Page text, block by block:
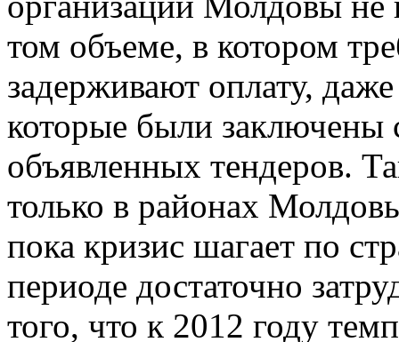
том объеме, в котором
задерживают оплату,
которые были заключены
объявленных тендеров.
только в районах
пока кризис шагает по
периоде достаточно
того, что к 2012 году